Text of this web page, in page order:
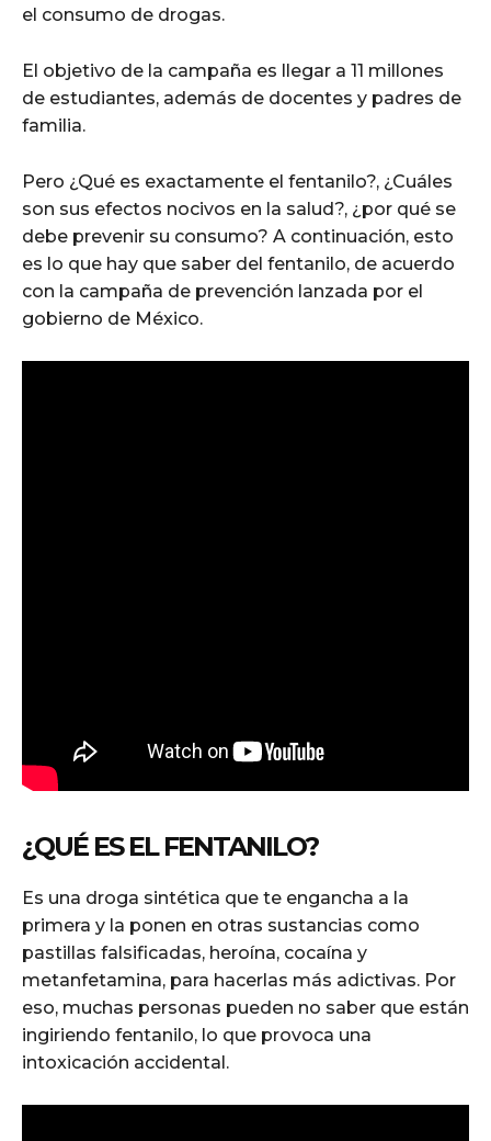
el consumo de drogas.
El objetivo de la campaña es llegar a 11 millones
de estudiantes, además de docentes y padres de
familia.
Pero ¿Qué es exactamente el fentanilo?, ¿Cuáles
son sus efectos nocivos en la salud?, ¿por qué se
debe prevenir su consumo? A continuación, esto
es lo que hay que saber del fentanilo, de acuerdo
con la campaña de prevención lanzada por el
gobierno de México.
¿QUÉ ES EL FENTANILO?
Es una droga sintética que te engancha a la
primera y la ponen en otras sustancias como
pastillas falsificadas, heroína, cocaína y
metanfetamina, para hacerlas más adictivas. Por
eso, muchas personas pueden no saber que están
ingiriendo fentanilo, lo que provoca una
intoxicación accidental.